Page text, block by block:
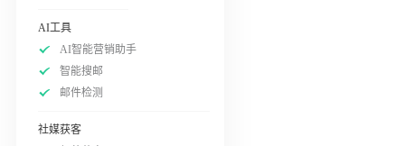
AI工具
AI智能营销助手
智能搜邮
邮件检测
社媒获客